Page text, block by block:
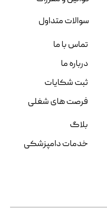
سوالات متداول
تماس با ما
درباره ما
ثبت شکایات
فرصت های شغلی
بلاگ
خدمات دامپزشکی